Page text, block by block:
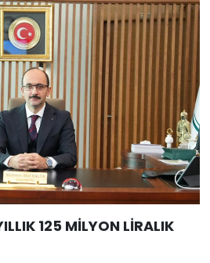
125 MİLYON LİRALIK